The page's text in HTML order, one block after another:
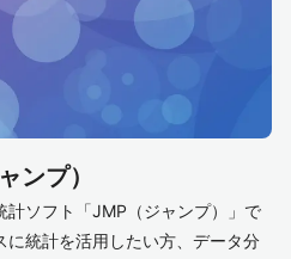
ンプ）
計ソフト「JMP（ジャンプ）」で
統計を活用したい方、データ分